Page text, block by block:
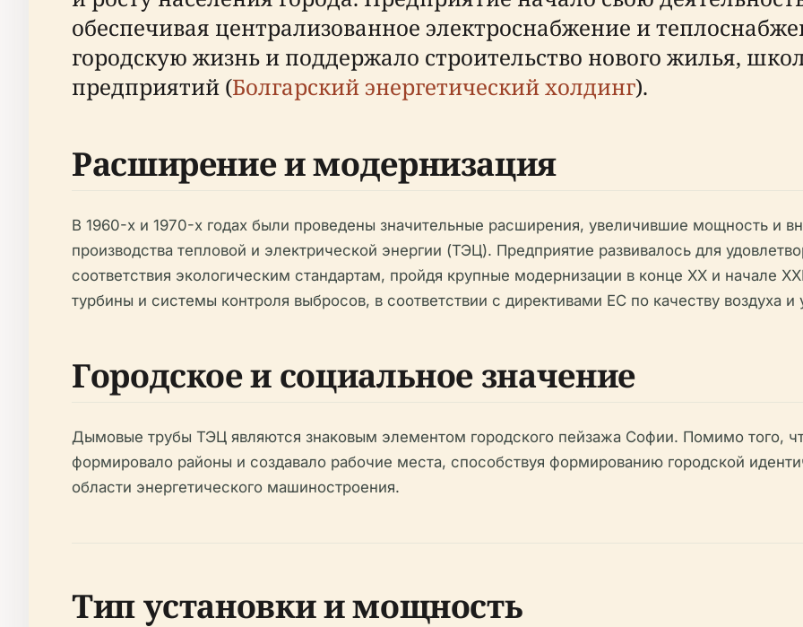
обеспечивая централизованное электроснабжение и
городскую жизнь и поддержало строительство нового жилья,
предприятий (Болгарский энергетический холдинг).
Расширение и модернизация
В 1960-х и 1970-х годах были проведены значительные расширения, увеличившие мощность и
производства тепловой и электрической энергии (ТЭЦ). Предприятие развивалось для
соответствия экологическим стандартам, пройдя крупные модернизации в конце XX и начале
турбины и системы контроля выбросов, в соответствии с директивами ЕС по качеству воздуха и
Городское и социальное значение
Дымовые трубы ТЭЦ являются знаковым элементом городского пейзажа Софии. Помимо того,
формировало районы и создавало рабочие места, способствуя формированию городской
области энергетического машиностроения.
Тип установки и мощность